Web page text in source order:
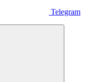
Telegram